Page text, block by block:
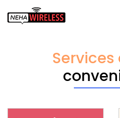
Services